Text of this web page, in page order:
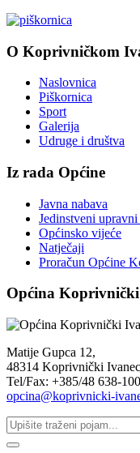
O Koprivničkom
Naslovnica
Piškornica
Sport
Galerija
Udruge i društva
Iz rada Općine
Javna nabava
Jedinstveni
Općinsko vijeće
Natječaji
Proračun Općine
Općina
Matije Gupca 12,
48314 Koprivnički Ivanec
Tel/Fax: +385/48 638-100
opcina@koprivnicki-